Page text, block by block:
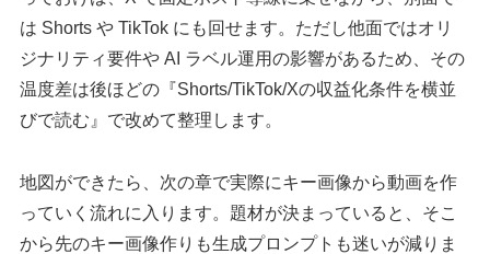
は Shorts や TikTok にも回せます。ただし他面ではオリ
ジナリティ要件や AI ラベル運用の影響があるため、その
温度差は後ほどの『Shorts/TikTok/Xの収益化条件を横並
びで読む』で改めて整理します。
地図ができたら、次の章で実際にキー画像から動画を作
っていく流れに入ります。題材が決まっていると、そこ
から先のキー画像作りも生成プロンプトも迷いが減りま